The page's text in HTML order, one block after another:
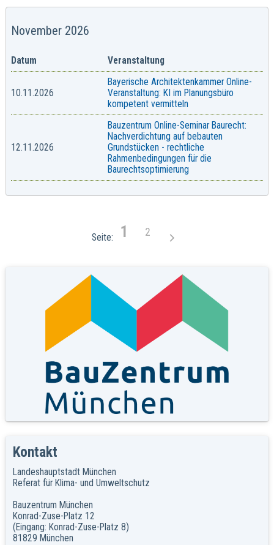
November 2026
Datum Veranstaltung
10.11.2026
Bayerische Architektenkammer Online-
Veranstaltung: KI im Planungsbüro
kompetent vermitteln
12.11.2026
Bauzentrum Online-Seminar Baurecht:
Nachverdichtung auf bebauten
Grundstücken - rechtliche
Rahmenbedingungen für die
Baurechtsoptimierung
1 2
Kontakt
Landeshauptstadt München
Referat für Klima- und Umweltschutz
Bauzentrum München
Konrad-Zuse-Platz 12
(Eingang: Konrad-Zuse-Platz 8)
81829 München